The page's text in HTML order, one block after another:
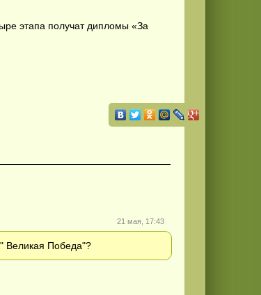
этапа получат дипломы «За
21 мая, 17:43
Великая Победа"?